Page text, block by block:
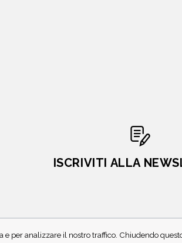
per analizzare il nostro traffico. Chiudendo
ISCRIVITI ALLA